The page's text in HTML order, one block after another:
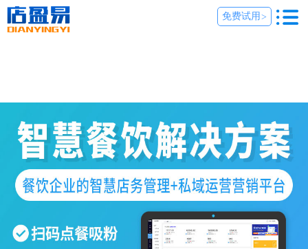
免费试用 >